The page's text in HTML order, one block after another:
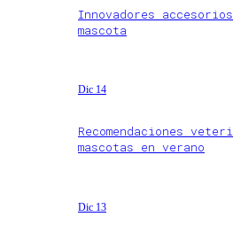
Innovadores
mascota
Dic 14
Recomendaciones
mascotas en verano
Dic 13